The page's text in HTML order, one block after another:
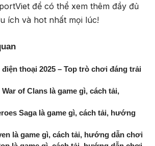
để có thể xem thêm đầy đủ
ích và hot nhất mọi lúc!
điện thoại 2025 – Top trò chơi đáng trải
of Clans là game gì, cách tải,
Saga là game gì, cách tải, hướng
là game gì, cách tải, hướng dẫn chơi